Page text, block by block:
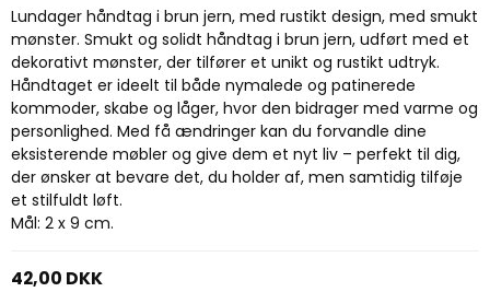
Lundager håndtag i brun jern, med rustikt design, med smukt
mønster. Smukt og solidt håndtag i brun jern, udført med et
dekorativt mønster, der tilfører et unikt og rustikt udtryk.
Håndtaget er ideelt til både nymalede og patinerede
kommoder, skabe og låger, hvor den bidrager med varme og
personlighed. Med få ændringer kan du forvandle dine
eksisterende møbler og give dem et nyt liv – perfekt til dig,
der ønsker at bevare det, du holder af, men samtidig tilføje
et stilfuldt løft.
Mål: 2 x 9 cm.
42,00 DKK